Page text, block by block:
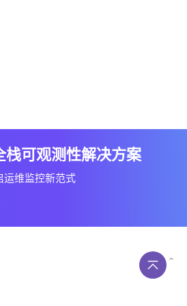
可观测性解决方案
维监控新范式